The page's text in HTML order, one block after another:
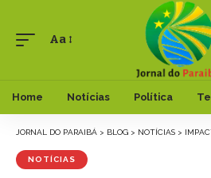
Aa
Home Notícias Política
JORNAL DO PARAIBÁ > BLOG > NOTÍCIAS > IMPACTO
NOTÍCIAS